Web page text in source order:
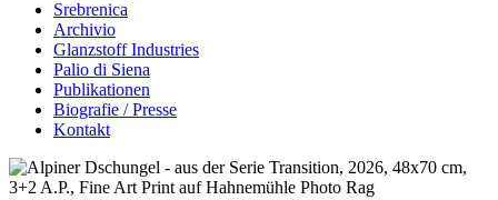
Srebrenica
Archivio
Glanzstoff Industries
Palio di Siena
Publikationen
Biografie / Presse
Kontakt